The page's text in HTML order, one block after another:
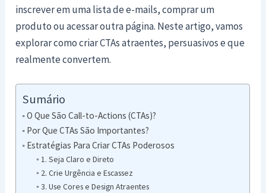
inscrever em uma lista de e-mails, comprar um
produto ou acessar outra página. Neste artigo, vamos
explorar como criar CTAs atraentes, persuasivos e que
realmente convertem.
Sumário
O Que São Call-to-Actions (CTAs)?
Por Que CTAs São Importantes?
Estratégias Para Criar CTAs Poderosos
1. Seja Claro e Direto
2. Crie Urgência e Escassez
3. Use Cores e Design Atraentes